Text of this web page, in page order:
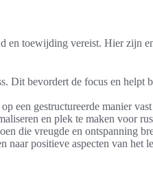
en toewijding vereist. Hier zijn
Dit bevordert de focus en helpt
een gestructureerde manier
en plek te maken voor
die vreugde en ontspanning
naar positieve aspecten van het